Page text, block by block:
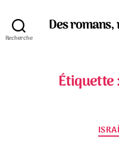
Recherche
Des romans,
Étiquette